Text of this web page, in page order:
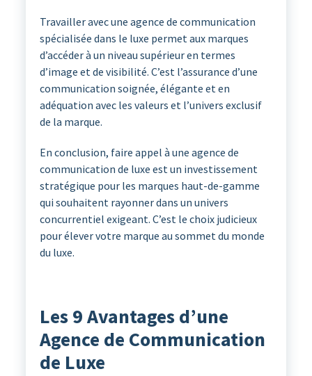
Travailler avec une agence de communication
spécialisée dans le luxe permet aux marques
d’accéder à un niveau supérieur en termes
d’image et de visibilité. C’est l’assurance d’une
communication soignée, élégante et en
adéquation avec les valeurs et l’univers exclusif
de la marque.
En conclusion, faire appel à une agence de
communication de luxe est un investissement
stratégique pour les marques haut-de-gamme
qui souhaitent rayonner dans un univers
concurrentiel exigeant. C’est le choix judicieux
pour élever votre marque au sommet du monde
du luxe.
Les 9 Avantages d’une
Agence de Communication
de Luxe